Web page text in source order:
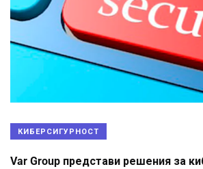
КИБЕРСИГУРНОСТ
Var Group представи решения за